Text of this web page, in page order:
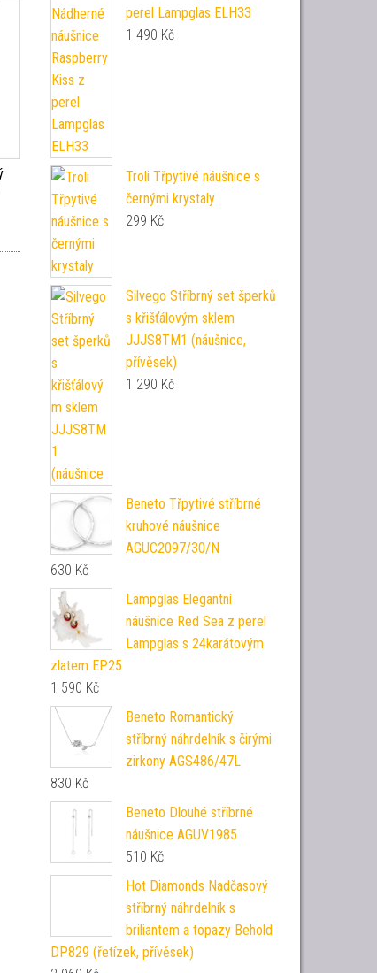
perel Lampglas ELH33
1 490 Kč
Troli Třpytivé náušnice s
černými krystaly
299 Kč
Silvego Stříbrný set šperků
s křišťálovým sklem
JJJS8TM1 (náušnice,
přívěsek)
1 290 Kč
Beneto Třpytivé stříbrné
kruhové náušnice
AGUC2097/30/N
630 Kč
Lampglas Elegantní
náušnice Red Sea z perel
Lampglas s 24karátovým
zlatem EP25
1 590 Kč
Beneto Romantický
stříbrný náhrdelník s čirými
zirkony AGS486/47L
830 Kč
Beneto Dlouhé stříbrné
náušnice AGUV1985
510 Kč
Hot Diamonds Nadčasový
stříbrný náhrdelník s
briliantem a topazy Behold
DP829 (řetízek, přívěsek)